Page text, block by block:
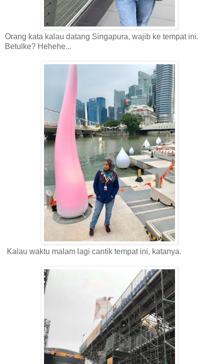
Orang kata kalau datang Singapura, wajib ke tempat ini.
Betulke? Hehehe...
Kalau waktu malam lagi cantik tempat ini, katanya.